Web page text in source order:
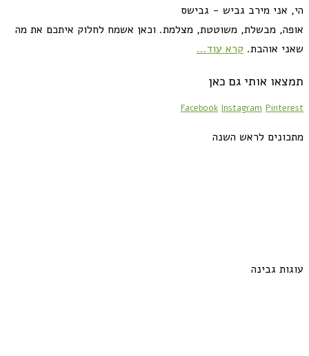
הי, אני מירב גביש - גבישס
אופה, מבשלת, משוטטת, מצלמת. וכאן אשמח לחלוק איתכם את מה
שאני אוהבת. קרא עוד...
תמצאו אותי גם כאן
Facebook Instagram Pinterest
מתכונים לראש השנה
עוגות גבינה